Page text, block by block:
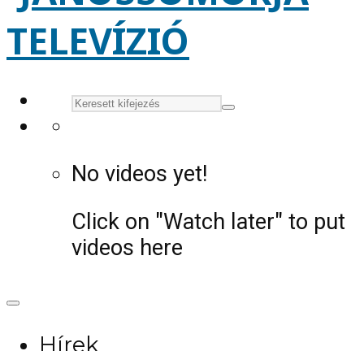
No videos yet!
Click on "Watch later" to put
videos here
Hírek